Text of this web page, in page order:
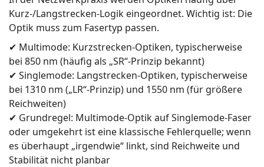
Kurz-/Langstrecken-Logik eingeordnet. Wichtig ist: Die
Optik muss zum Fasertyp passen.
✔ Multimode: Kurzstrecken-Optiken, typischerweise
bei 850 nm (häufig als „SR“-Prinzip bekannt)
✔ Singlemode: Langstrecken-Optiken, typischerweise
bei 1310 nm („LR“-Prinzip) und 1550 nm (für größere
Reichweiten)
✔ Grundregel: Multimode-Optik auf Singlemode-Faser
oder umgekehrt ist eine klassische Fehlerquelle; wenn
es überhaupt „irgendwie“ linkt, sind Reichweite und
Stabilität nicht planbar